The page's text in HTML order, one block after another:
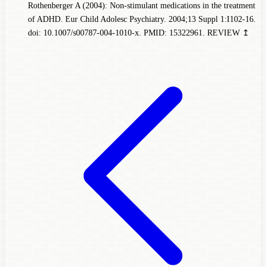
Rothenberger A (2004): Non-stimulant medications in the treatment
of ADHD. Eur Child Adolesc Psychiatry. 2004;13 Suppl 1:I102-16.
doi: 10.1007/s00787-004-1010-x. PMID: 15322961.
REVIEW ↥